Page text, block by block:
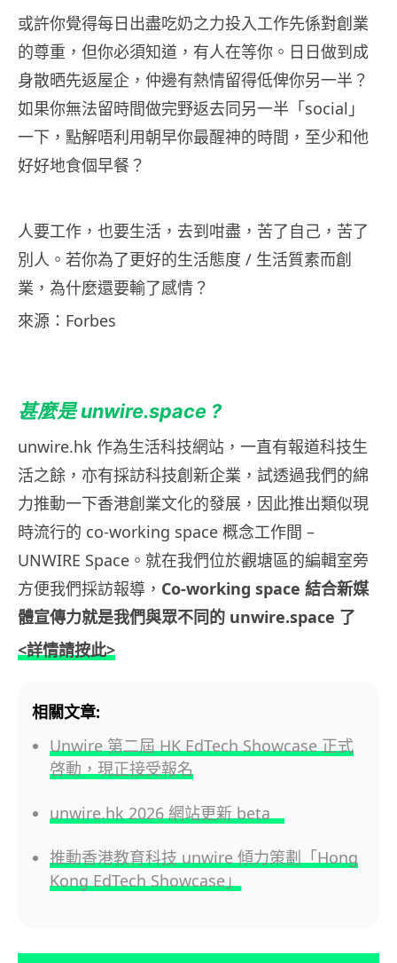
或許你覺得每日出盡吃奶之力投入工作先係對創業
的尊重，但你必須知道，有人在等你。日日做到成
身散晒先返屋企，仲邊有熱情留得低俾你另一半？
如果你無法留時間做完野返去同另一半「social」
一下，點解唔利用朝早你最醒神的時間，至少和他
好好地食個早餐？
人要工作，也要生活，去到咁盡，苦了自己，苦了
別人。若你為了更好的生活態度 / 生活質素而創
業，為什麼還要輸了感情？
來源：Forbes
甚麼是 unwire.space ?
unwire.hk 作為生活科技網站，一直有報道科技生
活之餘，亦有採訪科技創新企業，試透過我們的綿
力推動一下香港創業文化的發展，因此推出類似現
時流行的 co-working space 概念工作間 –
UNWIRE Space。就在我們位於觀塘區的編輯室旁
方便我們採訪報導， Co-working space 結合新媒
體宣傳力就是我們與眾不同的 unwire.space 了
<詳情請按此>
相關文章:
Unwire 第二屆 HK EdTech Showcase 正式
啓動，現正接受報名
unwire.hk 2026 網站更新 beta
推動香港教育科技 unwire 傾力策劃「Hong
Kong EdTech Showcase」